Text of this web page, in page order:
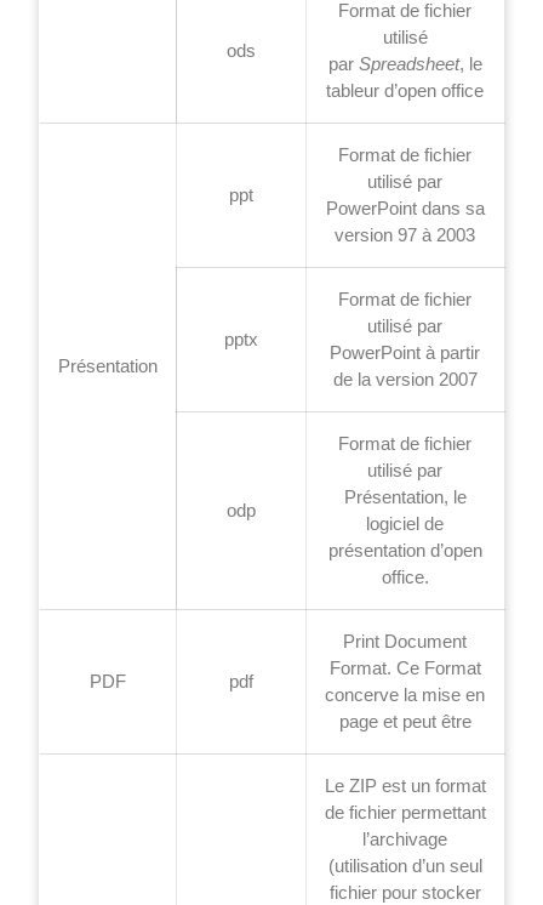
ods
Format de fichier
utilisé
par Spreadsheet, le
tableur d’open office
Présentation
ppt
Format de fichier
utilisé par
PowerPoint dans sa
version 97 à 2003
pptx
Format de fichier
utilisé par
PowerPoint à partir
de la version 2007
odp
Format de fichier
utilisé par
Présentation, le
logiciel de
présentation d’open
office.
PDF pdf
Print Document
Format. Ce Format
concerve la mise en
page et peut être
Le ZIP est un format
de fichier permettant
l’archivage
(utilisation d’un seul
fichier pour stocker